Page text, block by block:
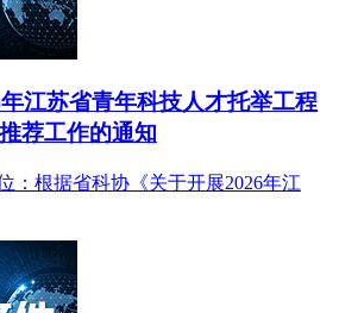
江苏省青年科技人才托举工程
荐工作的通知
：根据省科协《关于开展2026年江